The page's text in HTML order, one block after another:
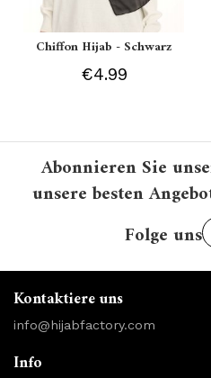
Chiffon Hijab - Schwarz
€4.99
Abonnieren Sie
unsere besten
Folge uns
Kontaktiere uns
info@hijabfactory.com
Info